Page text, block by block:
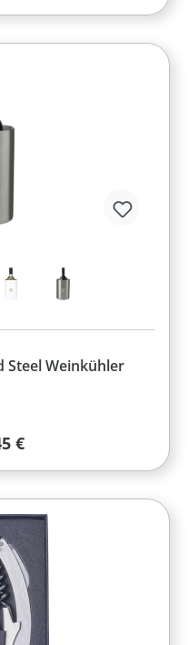
Steel Weinkühler
Preis:
€